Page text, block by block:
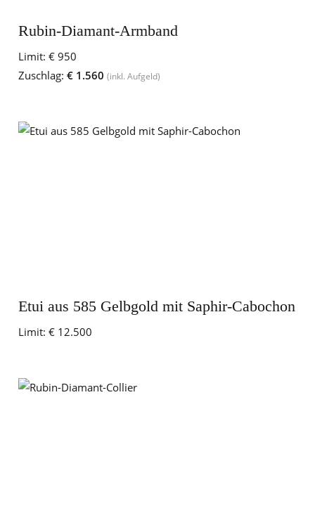
Rubin-Diamant-Armband
Limit: € 950
Zuschlag: € 1.560 (inkl. Aufgeld)
Etui aus 585 Gelbgold mit Saphir-Cabochon
Limit: € 12.500